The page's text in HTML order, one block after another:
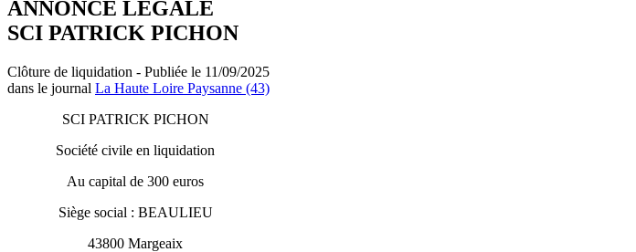
ANNONCE LÉGALE
SCI PATRICK PICHON
Clôture de liquidation - Publiée le 11/09/2025
dans le journal La Haute Loire Paysanne (43)
SCI PATRICK PICHON
Société civile en liquidation
Au capital de 300 euros
Siège social : BEAULIEU
43800 Margeaix